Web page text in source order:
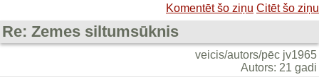
Komentēt šo ziņu Citēt šo ziņu
Re: Zemes siltumsūknis
veicis/autors/pēc jv1965
Autors: 21 gadi